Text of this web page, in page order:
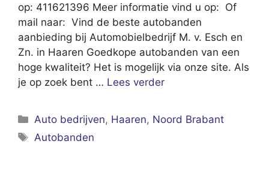
op: 411621396 Meer informatie vind u op: Of
mail naar: Vind de beste autobanden
aanbieding bij Automobielbedrijf M. v. Esch en
Zn. in Haaren Goedkope autobanden van een
hoge kwaliteit? Het is mogelijk via onze site. Als
je op zoek bent … Lees verder
Categorieën
Auto bedrijven, Haaren, Noord Brabant
Tags
Autobanden